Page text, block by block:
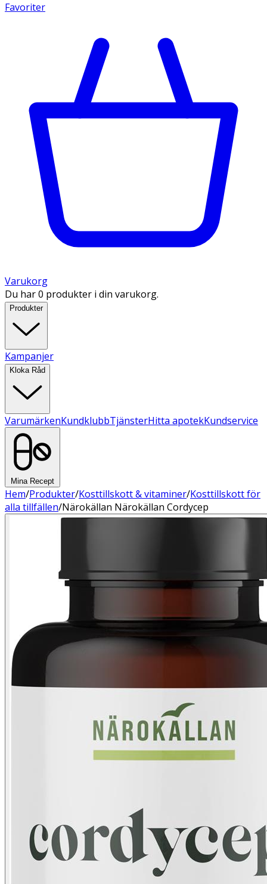
Favoriter
Varukorg
Du har 0 produkter i din varukorg.
Produkter
Kampanjer
Kloka Råd
VarumärkenKundklubbTjänsterHitta apotekKundservice
Mina Recept
Hem/Produkter/Kosttillskott & vitaminer/Kosttillskott för
alla tillfällen/Närokällan Närokällan Cordycep